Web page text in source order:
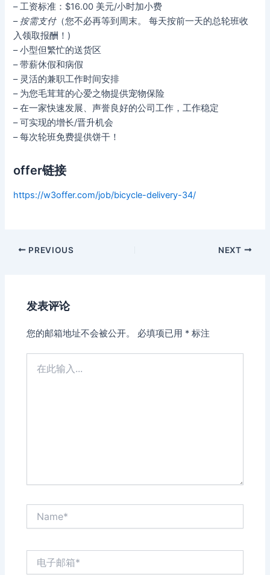
– 工资标准：$16.00 美元/小时加小费
– 按需支付（您不必再等到周末。 每天按前一天的总轮班收
入领取报酬！)
– 小型但繁忙的送货区
– 带薪休假和病假
– 灵活的兼职工作时间安排
– 为您毛茸茸的心爱之物提供宠物保险
– 在一家快速发展、声誉良好的公司工作，工作稳定
– 可实现的增长/晋升机会
– 每次轮班免费提供饼干！
offer链接
https://w3offer.com/job/bicycle-delivery-34/
Post
PREVIOUS NEXT
发表评论
您的邮箱地址不会被公开。 必填项已用 * 标注